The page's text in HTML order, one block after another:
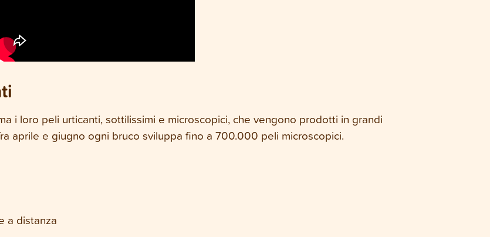
i loro peli urticanti, sottilissimi e microscopici, che vengono prodotti in grandi
aprile e giugno ogni bruco sviluppa fino a 700.000 peli microscopici.
a distanza